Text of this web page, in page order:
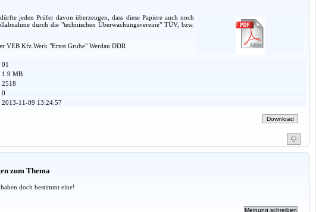
jeden Prüfer davon überzeugen, dass diese Papiere auch noch
durch die "technischen Überwachungsvereine" TÜV, bzw.
VEB Kfz.Werk "Ernst Grube" Werdau DDR
01
1.9 MB
2518
0
2013-11-09 13:24:57
zum Thema
doch bestimmt eine!